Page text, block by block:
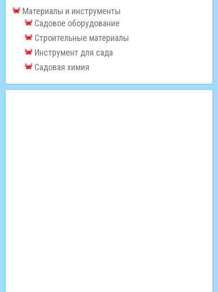
Материалы и инструменты
Садовое оборудование
Строительные материалы
Инструмент для сада
Садовая химия